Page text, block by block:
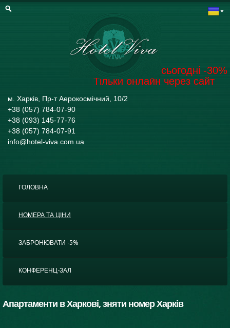
м. Харків, Пр-т Аерокосмічний, 10/2
+38 (057) 784-07-90
+38 (093) 145-77-76
+38 (057) 784-07-91
info@hotel-viva.com.ua
Забронювати на сьогодні -30%
Тільки онлайн через сайт
ГОЛОВНА
НОМЕРА ТА ЦІНИ
ЗАБРОНЮВАТИ -5%
КОНФЕРЕНЦ-ЗАЛ
Апартаменти в Харкові, зняти номер Харків